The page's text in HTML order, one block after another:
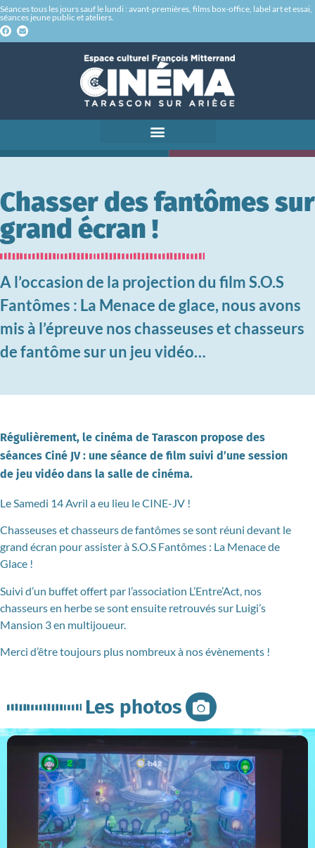
Séances tous les jours sauf le lundi : avant-premières, films box-office, label art et essai,
séances jeune public et ateliers.
Chasser des fantômes sur
grand écran !
A l’occasion de la projection du film S.O.S
Fantômes : La Menace de glace, nous avons
mis à l’épreuve nos chasseuses et chasseurs
de fantôme sur un jeu vidéo…
Régulièrement, le cinéma de Tarascon propose des
séances Ciné JV : une séance de film suivi d’une session
de jeu vidéo dans la salle de cinéma.
Le Samedi 14 Avril a eu lieu le CINE-JV !
Chasseuses et chasseurs de fantômes se sont réuni devant le
grand écran pour assister à S.O.S Fantômes : La Menace de
Glace !
Suivi d’un buffet offert par l’association L’Entre’Act, nos
chasseurs en herbe se sont ensuite retrouvés sur Luigi’s
Mansion 3 en multijoueur.
Merci d’être toujours plus nombreux à nos évènements !
Les photos